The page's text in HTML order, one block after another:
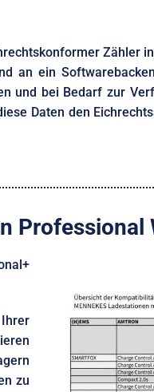
Zähler
an ein
und bei Bedarf zur
Daten den
Professional
zu